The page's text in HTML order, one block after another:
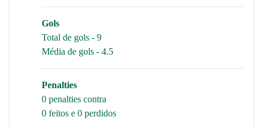
Gols
Total de gols - 9
Média de gols - 4.5
Penalties
0 penalties contra
0 feitos e 0 perdidos